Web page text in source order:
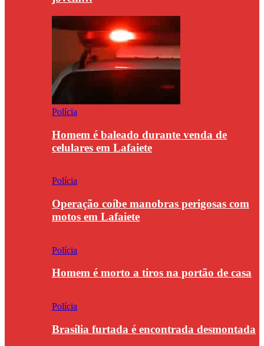
Polícia
Homem é baleado durante venda de
celulares em Lafaiete
Polícia
Operação coíbe manobras perigosas com
motos em Lafaiete
Polícia
Homem é morto a tiros na portão de casa
Polícia
Brasília furtada é encontrada desmontada